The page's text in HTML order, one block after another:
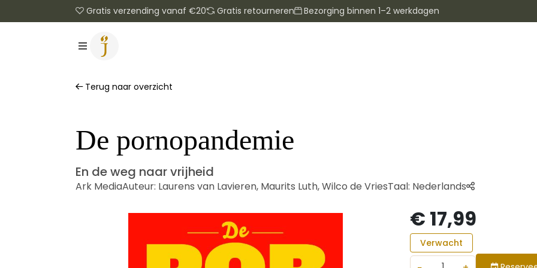
Gratis verzending vanaf €20 Gratis retourneren Bezorging binnen 1–2 werkdagen
Terug naar overzicht
De pornopandemie
En de weg naar vrijheid
Ark MediaAuteur: Laurens van Lavieren, Maurits Luth,Wilco de VriesTaal: Nederlands
€ 17,99
Verwacht